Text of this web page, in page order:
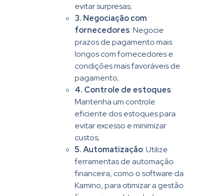
evitar surpresas;
3. Negociação com
fornecedores: Negocie
prazos de pagamento mais
longos com fornecedores e
condições mais favoráveis de
pagamento;
4. Controle de estoques:
Mantenha um controle
eficiente dos estoques para
evitar excesso e minimizar
custos;
5.Automatização: Utilize
ferramentas de automação
financeira, como o software da
Kamino, para otimizar a gestão